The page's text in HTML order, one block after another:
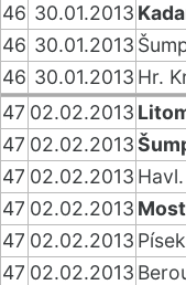
46 30.01.2013
46 30.01.2013
46 30.01.2013 Hr.
47 02.02.2013
47 02.02.2013
47 02.02.2013
47 02.02.2013 Most
47 02.02.2013 Písek
47 02.02.2013